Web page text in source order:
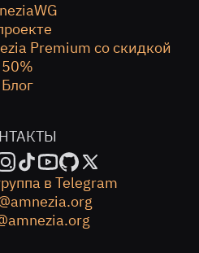
Premium со скидкой
50%
Блог
в Telegram